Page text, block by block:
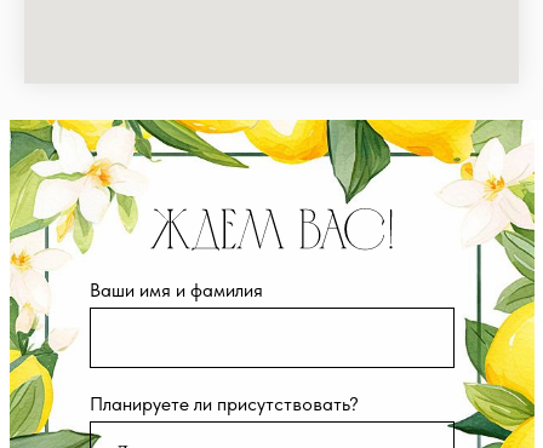
Ваши имя и фамилия
Планируете ли присутствовать?